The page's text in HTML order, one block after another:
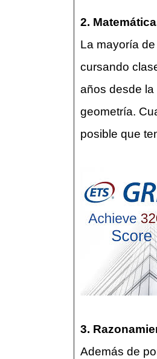
2.
La mayoría
cursando
años desde la
geometría.
posible que
3.
Además de